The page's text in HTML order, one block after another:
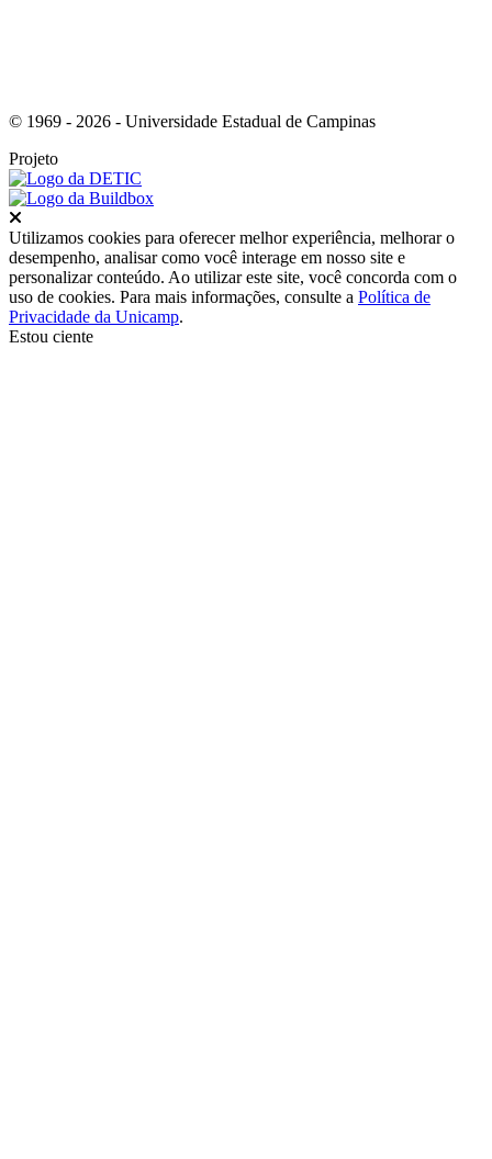
© 1969 - 2026 - Universidade Estadual de Campinas
Projeto
Utilizamos cookies para oferecer melhor experiência, melhorar o
desempenho, analisar como você interage em nosso site e
personalizar conteúdo. Ao utilizar este site, você concorda com o
uso de cookies. Para mais informações, consulte a Política de
Privacidade da Unicamp.
Estou ciente